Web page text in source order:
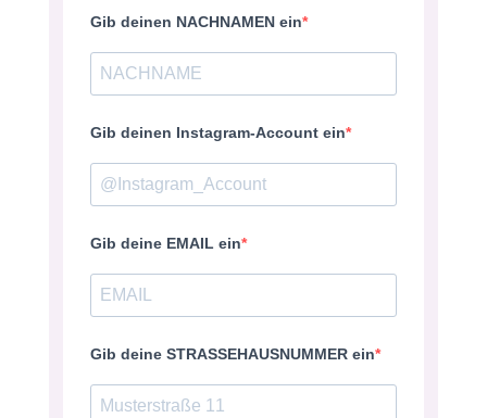
Gib deinen NACHNAMEN ein
Gib deinen Instagram-Account ein
Gib deine EMAIL ein
Gib deine STRASSEHAUSNUMMER ein